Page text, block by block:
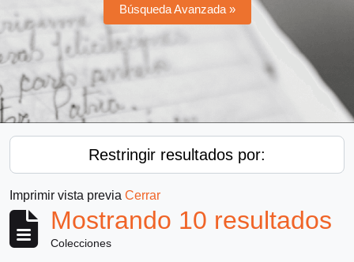
Búsqueda Avanzada »
Restringir resultados por:
Imprimir vista previa Cerrar
Mostrando 10 resultados
Colecciones